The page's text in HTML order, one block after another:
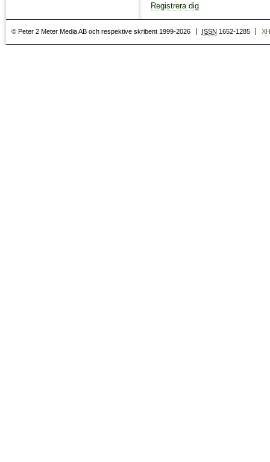
Registrera dig
© Peter 2 Meter Media AB och respektive skribent 1999-2026 ISSN 1652-1285